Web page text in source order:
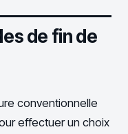
de fin de
conventionnelle
effectuer un choix